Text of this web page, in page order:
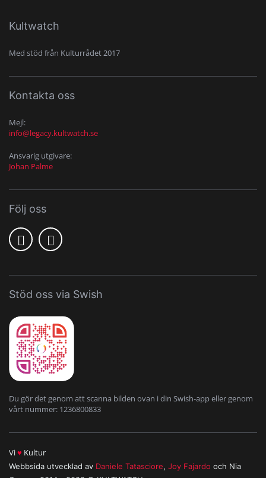
Kultwatch
Med stöd från Kulturrådet 2017
Kontakta oss
Mejl:
info@legacy.kultwatch.se
Ansvarig utgivare:
Johan Palme
Följ oss
Stöd oss via Swish
Du gör det genom att scanna bilden ovan i din Swish-app eller genom
vårt nummer: 1236800833
Vi♥ Kultur
Webbsida utvecklad av Daniele Tatasciore, Joy Fajardo och Nia